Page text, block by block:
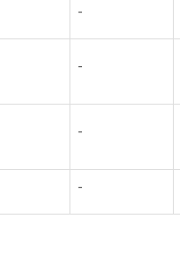
-
-
-
-